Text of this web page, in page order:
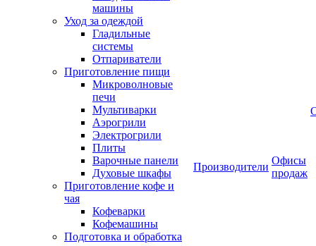
машины
Уход за одеждой
Гладильные
системы
Отпариватели
Приготовление пищи
Микроволновые
печи
Мультиварки
Аэрогрили
Электрогрили
Плиты
Варочные панели
Духовые шкафы
Приготовление кофе и
чая
Кофеварки
Кофемашины
Подготовка и обработка
Производители
Офисы
продаж